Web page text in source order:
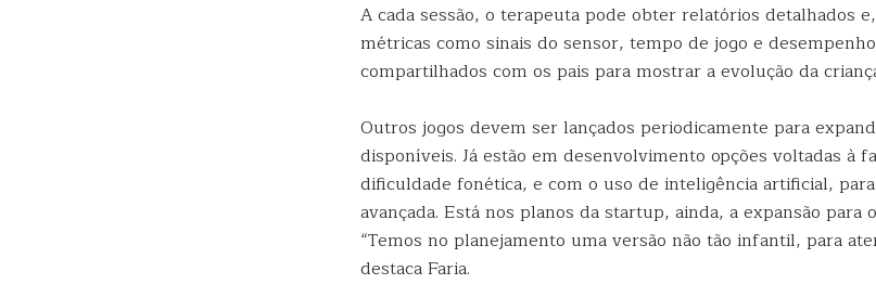
A cada sessão, o terapeuta pode obter relatórios detalhados
métricas como sinais do sensor, tempo de jogo e
compartilhados com os pais para mostrar a evolução da
Outros jogos devem ser lançados periodicamente para
disponíveis. Já estão em desenvolvimento opções voltadas à
dificuldade fonética, e com o uso de inteligência artificial,
avançada. Está nos planos da startup, ainda, a expansão para
“Temos no planejamento uma versão não tão infantil, para
destaca Faria.